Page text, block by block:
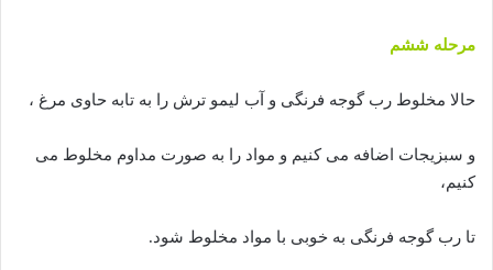
مرحله ششم
حالا مخلوط رب گوجه فرنگی و آب لیمو ترش را به تابه حاوی مرغ ،
و سبزیجات اضافه می کنیم و مواد را به صورت مداوم مخلوط می
کنیم،
تا رب گوجه فرنگی به خوبی با مواد مخلوط شود.